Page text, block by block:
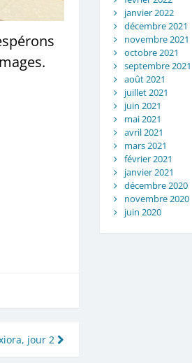
jour 2
janvier 2022
décembre 2021
novembre 2021
octobre 2021
septembre 2021
août 2021
juillet 2021
juin 2021
mai 2021
avril 2021
mars 2021
février 2021
janvier 2021
décembre 2020
novembre 2020
juin 2020